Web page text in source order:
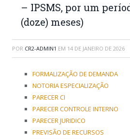
– IPSMS, por um
(doze) meses)
POR CR2-ADMIN1 EM 14 DE JANEIRO DE 2026
FORMALIZAÇÃO DE DEMANDA
NOTORIA ESPECIALIZAÇÃO
PARECER CI
PARECER CONTROLE INTERNO
PARECER JURIDICO
PREVISÃO DE RECURSOS